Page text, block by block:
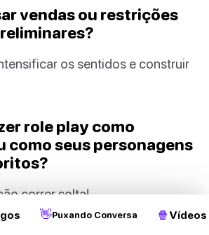
vendas ou restrições
os sentidos e construir
role play como
como seus personagens
correr solta!
👋Puxando Conversa 🍿 Vídeos